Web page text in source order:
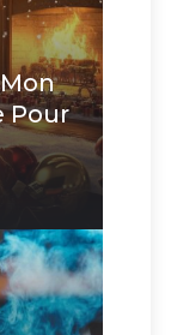
Pour